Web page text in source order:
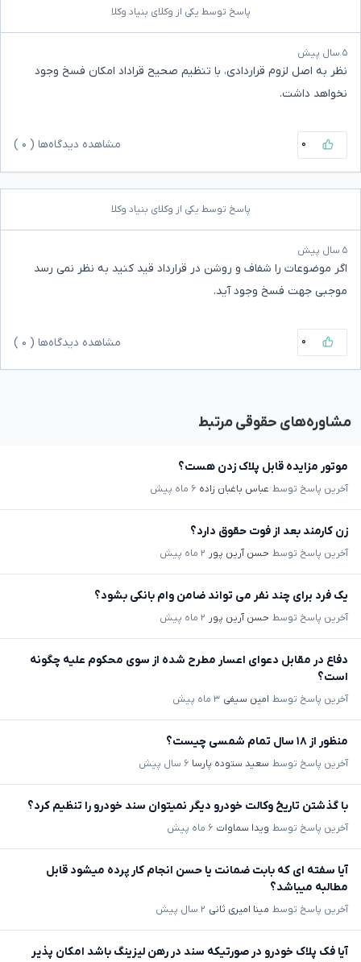
پاسخ توسط یکی از وکلای بنیاد وکلا
۵ سال پیش
نظر به اصل لزوم قراردادی، با تنظیم صحیح قراداد امکان فسخ وجود
نخواهد داشت.
۰ مشاهده دیدگاه‌ها ( ۰
پاسخ توسط یکی از وکلای بنیاد وکلا
۵ سال پیش
اگر موضوعات را شفاف و روشن در قرارداد قید کنید به نظر نمی رسد
موجبی جهت فسخ وجود آید.
۰ مشاهده دیدگاه‌ها ( ۰
مشاوره‌های حقوقی مرتبط
موتور مزایده قابل پلاک زدن هست؟
آخرین پاسخ توسط عباس باغبان زاده ۶ ماه پیش
زن کارمند بعد از فوت حقوق دارد؟
آخرین پاسخ توسط حسن آرین پور ۲ ماه پیش
یک فرد برای چند نفر می تواند ضامن وام بانکی بشود؟
آخرین پاسخ توسط حسن آرین پور ۲ ماه پیش
دفاع در مقابل دعوای اعسار مطرح شده از سوی محکوم علیه چگونه
است؟
آخرین پاسخ توسط امین سیفی ۳ ماه پیش
منظور از ۱۸ سال تمام شمسی چیست؟
آخرین پاسخ توسط سعید ستوده پارسا ۶ سال پیش
با گذشتن تاریخ وکالت خودرو دیگر نمیتوان سند خودرو را تنظیم کرد؟
آخرین پاسخ توسط ویدا سماوات ۶ ماه پیش
آیا سفته ای که بابت ضمانت یا حسن انجام کار پرده میشود قابل
مطالبه میباشد؟
آخرین پاسخ توسط مینا امیری ثانی ۲ سال پیش
آیا فک پلاک خودرو در صورتیکه سند در رهن لیزینگ باشد امکان پذیر